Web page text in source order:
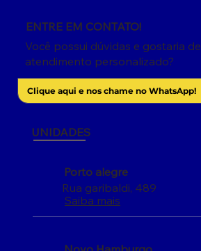
Você possui dúvidas e gostaria de
atendimento personalizado?
ENTRE EM CONTATO!
Clique aqui e nos chame no WhatsApp!
UNIDADES
Porto alegre
Saiba mais
Rua garibaldi, 489